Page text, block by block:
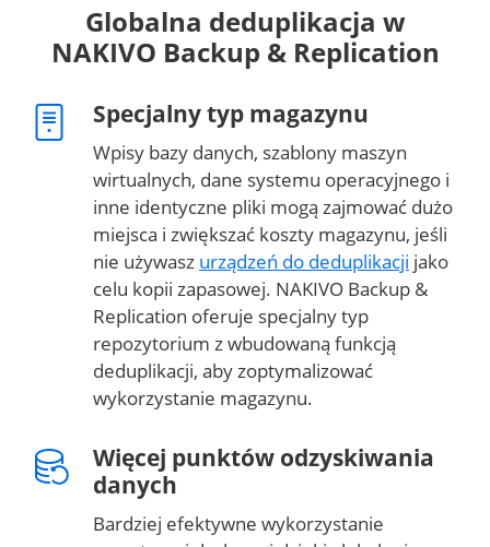
Globalna deduplikacja w
NAKIVO Backup & Replication
Specjalny typ magazynu
Wpisy bazy danych, szablony maszyn
wirtualnych, dane systemu operacyjnego i
inne identyczne pliki mogą zajmować dużo
miejsca i zwiększać koszty magazynu, jeśli
nie używasz urządzeń do deduplikacji jako
celu kopii zapasowej. NAKIVO Backup &
Replication oferuje specjalny typ
repozytorium z wbudowaną funkcją
deduplikacji, aby zoptymalizować
wykorzystanie magazynu.
Więcej punktów odzyskiwania
danych
Bardziej efektywne wykorzystanie